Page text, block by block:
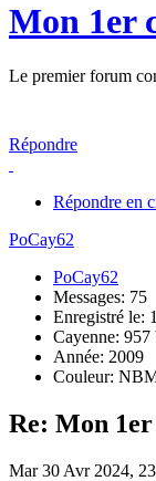
Mon 1er
Le premier forum
Répondre
Répondre en
PoCay62
PoCay62
Messages: 75
Enregistré le:
Cayenne:
Année: 2009
Couleur:
Re: Mon 1er
Mar 30 Avr 2024,